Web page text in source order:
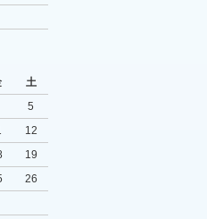
土
5
12
19
26